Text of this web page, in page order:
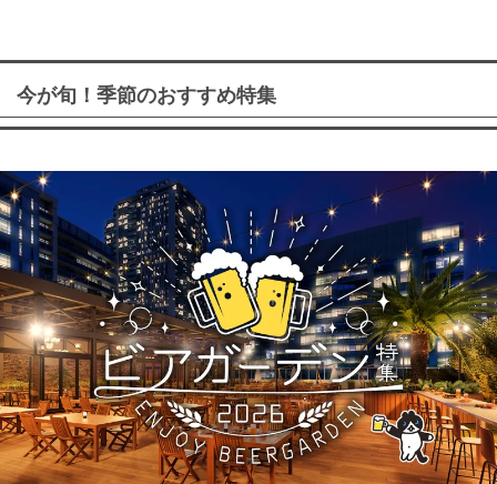
今が旬！季節のおすすめ特集